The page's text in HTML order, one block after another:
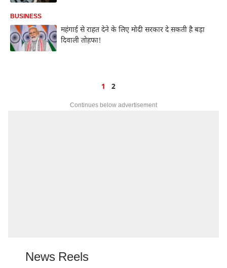
BUSINESS
महंगाई से राहत देने के लिए मोदी सरकार दे सकती है बड़ा
दिवाली तोहफा!
1 2
Continues below advertisement
News Reels